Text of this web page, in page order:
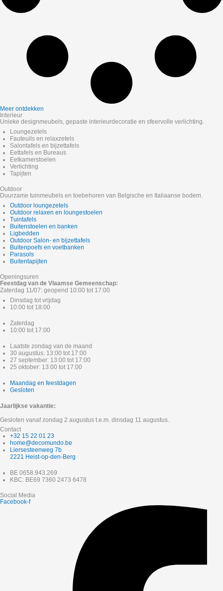
Meer ontdekken
Interieur
Unieke designmeubels, gepaste interieurdecoratie en sfeervolle verlichting.
Loungezetels
Fauteuils en relaxzetels
Salontafels en bijzettafels
Eettafels en Bureaus
Eetkamerstoelen
Verlichting
Tapijten
Outdoor
Duurzame tuinmeubels en toebehoren van Belgische en Italiaanse bodem.
Outdoor loungezetels
Outdoor relaxen en loungestoelen
Tuintafels
Buitenstoelen en banken
Ligbedden
Outdoor Salon- en bijzettafels
Buitenpoefs en voetbanken
Parasols
Buitentapijten
Openingsuren
Feestdag van de Vlaamse Gemeenschap:
Zaterdag 11/07: geopend 10:00 tot 17:00
Dinsdag tot vrijdag
10:00 tot 18:00
Zaterdag
10:00 tot 17:00
Laatste zondag van de maand
30 augustus: 13:00 tot 17:00
27 september: 13:00 tot 17:00
25 oktober: 13:00 tot 17:00
Maandag en feestdagen
Gesloten
Jaarlijkse vakantie:
Gesloten vanaf zondag 2 augustus t.e.m. dinsdag 11 augustus.
Contact
+32 15 22 01 23
home@decomundo.be
Liersesteenweg 7b
2221 Heist-op-den-Berg
BE 0658.943.269
KBC: BE69 7360 2473 6478
Social Media
Facebook-f